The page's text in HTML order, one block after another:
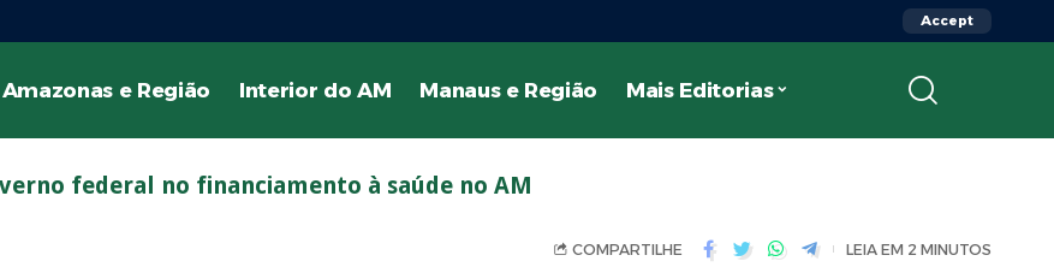
Accept
Amazonas e Região Interior do AM Manaus e Região Mais Editorias
federal no financiamento à saúde no AM
COMPARTILHE LEIA EM 2 MINUTOS